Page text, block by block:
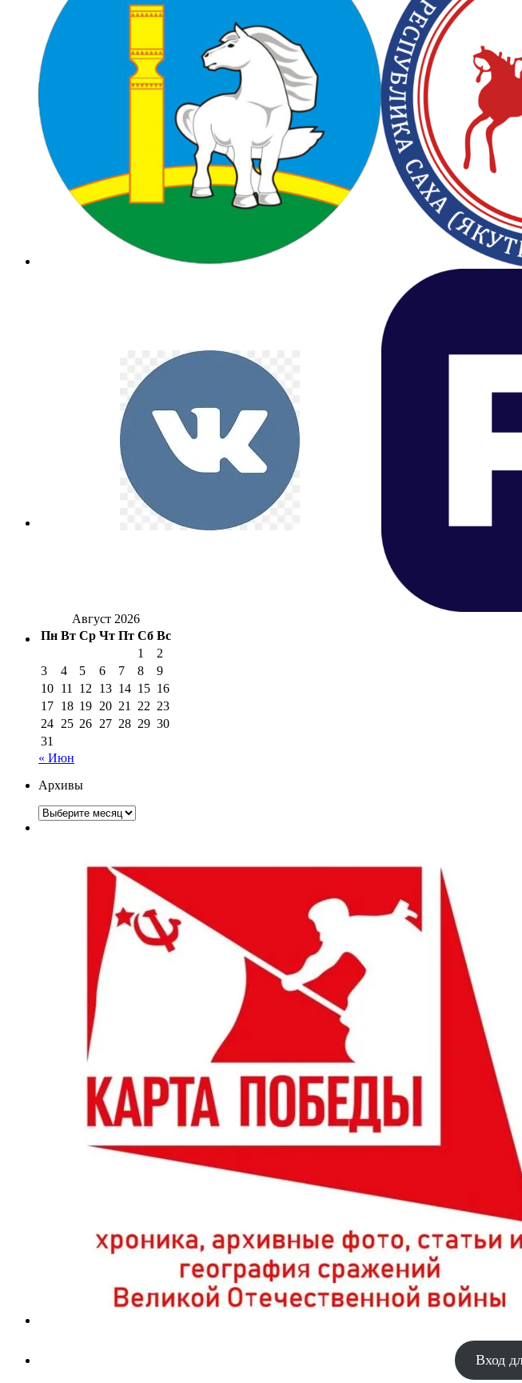
Август 2026
Пн Вт Ср Чт Пт Сб Вс
1
2
3
4 5 6 7 8
9
10 11 12 13 14 15 16
17 18 19 20 21 22 23
24 25 26 27 28 29 30
31
« Июн
Архивы
Архивы
Вход